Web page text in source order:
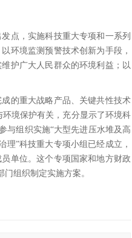
点，实施科技重大专项和一系列
环境监测预警技术创新为手段，
护广大人民群众的环境利益；以
的重大战略产品、关键共性技术
境保护有关，充分显示了环境科
与组织实施“大型先进压水堆及高
理”科技重大专项小组已经成立，
单位。这个专项国家和地方财政
组织制定实施方案。